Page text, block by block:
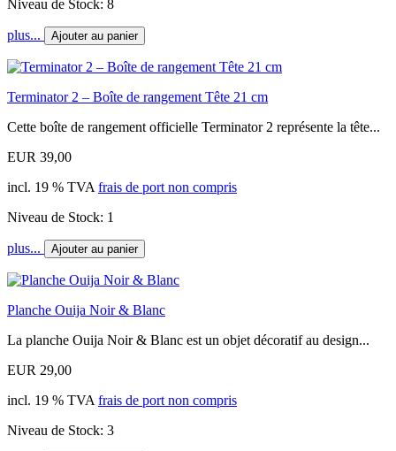
Niveau de Stock: 8
plus... Ajouter au panier
Terminator 2 – Boîte de rangement Tête 21 cm
Cette boîte de rangement officielle Terminator 2 représente la tête...
EUR 39,00
incl. 19 % TVA frais de port non compris
Niveau de Stock: 1
plus... Ajouter au panier
Planche Ouija Noir & Blanc
La planche Ouija Noir & Blanc est un objet décoratif au design...
EUR 29,00
incl. 19 % TVA frais de port non compris
Niveau de Stock: 3